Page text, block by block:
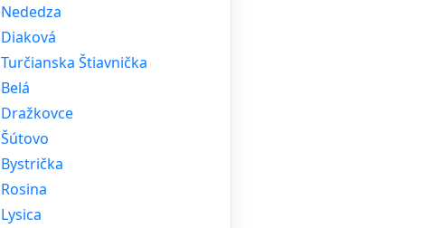
Nededza
Diaková
Turčianska Štiavnička
Belá
Dražkovce
Šútovo
Bystrička
Rosina
Lysica